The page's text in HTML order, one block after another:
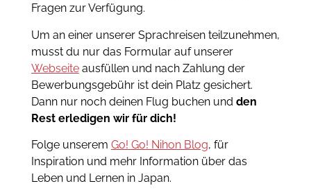
Fragen zur Verfügung.
Um an einer unserer Sprachreisen teilzunehmen,
musst du nur das Formular auf unserer
Webseiteausfüllen und nach Zahlung der
Bewerbungsgebühr ist dein Platz gesichert.
Dann nur noch deinen Flug buchen und den
Rest erledigen wir für dich!
Folge unserem Go! Go! Nihon Blog, für
Inspiration und mehr Information über das
Leben und Lernen in Japan.